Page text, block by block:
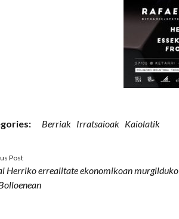
Berriak Irratsaioak Kaiolatik
Post
Herriko errealitate ekonomikoan murgilduko